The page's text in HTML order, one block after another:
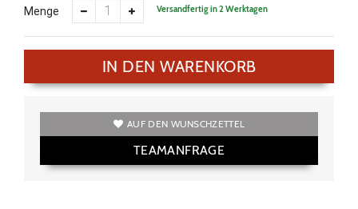
Menge Versandfertig in 2 Werktagen
IN DEN WARENKORB
AUF DEN WUNSCHZETTEL
TEAMANFRAGE